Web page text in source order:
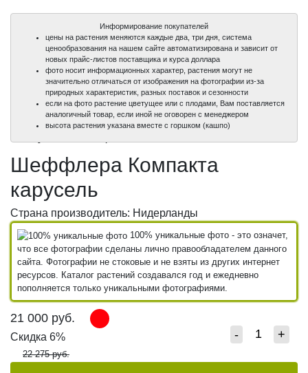
100%
100%
Информирование покупателей
цены на растения меняются каждые два, три дня, система
ценообразования на нашем сайте автоматизирована и зависит от
новых прайс-листов поставщика и курса доллара
фото носит информационных характер, растения могут не
значительно отличаться от изображения на фотографии из-за
природных характеристик, разных поставок и сезонности
если на фото растение цветущее или с плодами, Вам поставляется
аналогичный товар, если иной не оговорен с менеджером
высота растения указана вместе с горшком (кашпо)
Шеффлера Компакта
карусель
Страна производитель: Нидерланды
100% уникальные фото - это означет,
что все фотографии сделаны лично правообладателем данного
сайта. Фотографии не стоковые и не взяты из других интернет
ресурсов. Каталог растений создавался год и ежедневно
пополняется только уникальными фотографиями.
21 000 руб.
Скидка 6%
22 275 руб.
- +